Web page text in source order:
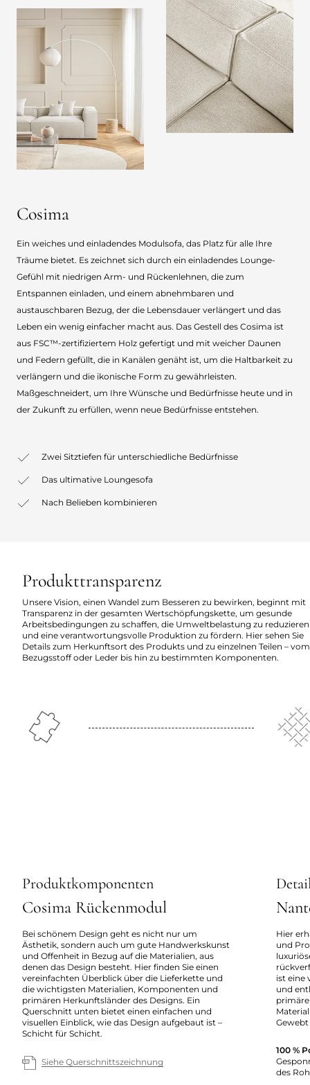
Cosima
Ein weiches und einladendes Modulsofa, das Platz für alle Ihre
Träume bietet. Es zeichnet sich durch ein einladendes Lounge-
Gefühl mit niedrigen Arm- und Rückenlehnen, die zum
Entspannen einladen, und einem abnehmbaren und
austauschbaren Bezug, der die Lebensdauer verlängert und das
Leben ein wenig einfacher macht aus. Das Gestell des Cosima ist
aus FSC™-zertifiziertem Holz gefertigt und mit weicher Daunen
und Federn gefüllt, die in Kanälen genäht ist, um die Haltbarkeit zu
verlängern und die ikonische Form zu gewährleisten.
Maßgeschneidert, um Ihre Wünsche und Bedürfnisse heute und in
der Zukunft zu erfüllen, wenn neue Bedürfnisse entstehen.
Zwei Sitztiefen für unterschiedliche Bedürfnisse
Das ultimative Loungesofa
Nach Belieben kombinieren
Produkttransparenz
Unsere Vision, einen Wandel zum Besseren zu bewirken, beginnt mit
Transparenz in der gesamten Wertschöpfungskette, um gesunde
Arbeitsbedingungen zu schaffen, die Umweltbelastung zu reduzieren
und eine verantwortungsvolle Produktion zu fördern. Hier sehen Sie
Details zum Herkunftsort des Produkts und zu einzelnen Teilen – vom
Bezugsstoff oder Leder bis hin zu bestimmten Komponenten.
Produktkomponenten
Cosima Rückenmodul
Bei schönem Design geht es nicht nur um
Ästhetik, sondern auch um gute Handwerkskunst
und Offenheit in Bezug auf die Materialien, aus
denen das Design besteht. Hier finden Sie einen
vereinfachten Überblick über die Lieferkette und
die wichtigsten Materialien, Komponenten und
primären Herkunftsländer des Designs. Ein
Querschnitt unten bietet einen einfachen und
visuellen Einblick, wie das Design aufgebaut ist –
Schicht für Schicht.
Siehe Querschnittszeichnung
Hier
und
ist eine
und
100 %
des